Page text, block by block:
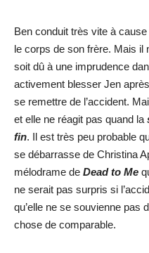
Ben conduit très vite à cause
le corps de son frère. Mais il
soit dû à une imprudence
activement blesser Jen
se remettre de l’accident.
et elle ne réagit pas quand la
fin. Il est très peu probable
se débarrasse de Christina
mélodrame de Dead to Me
ne serait pas surpris si
qu’elle ne se souvienne pas
chose de comparable.